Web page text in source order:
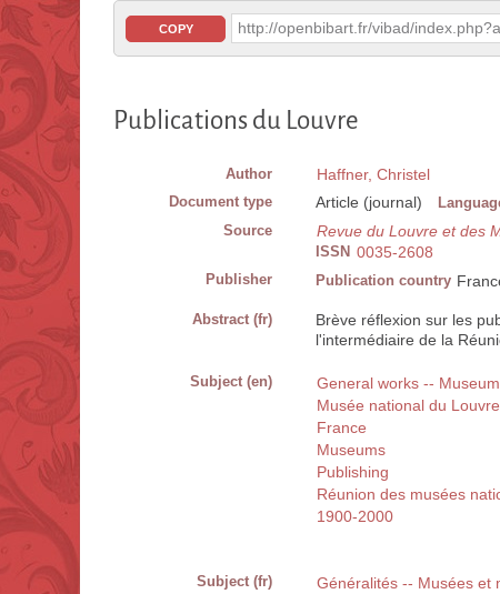
COPY http://openbibart.fr/vibad/
Publications du Louvre
Author Haffner, Christel
Document type Article (journal)
Source Revue du Louvre et des
ISSN 0035-2608
Publisher Publication country
Abstract (fr)
Brève réflexion sur les
l'intermédiaire de la
Subject (en)
General works --
Musée national du
France
Museums
Publishing
Réunion des musées
1900-2000
Subject (fr)
Généralités -- Musées et